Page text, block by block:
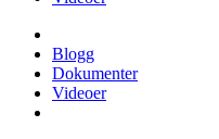
Blogg
Dokumenter
Videoer